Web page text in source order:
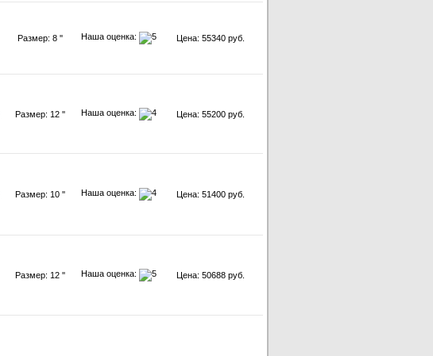
Размер: 8 '' Наша оценка: Цена: 55340 руб.
Размер: 12 '' Наша оценка: Цена: 55200 руб.
Размер: 10 '' Наша оценка: Цена: 51400 руб.
Размер: 12 '' Наша оценка: Цена: 50688 руб.